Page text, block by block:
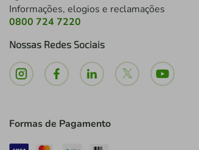
Informações, elogios e reclamações
0800 724 7220
Nossas Redes Sociais
Formas de Pagamento